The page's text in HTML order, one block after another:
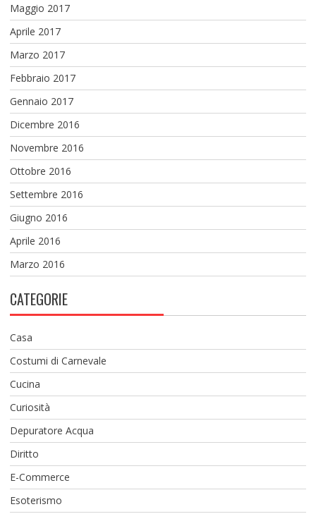
Maggio 2017
Aprile 2017
Marzo 2017
Febbraio 2017
Gennaio 2017
Dicembre 2016
Novembre 2016
Ottobre 2016
Settembre 2016
Giugno 2016
Aprile 2016
Marzo 2016
CATEGORIE
Casa
Costumi di Carnevale
Cucina
Curiosità
Depuratore Acqua
Diritto
E-Commerce
Esoterismo